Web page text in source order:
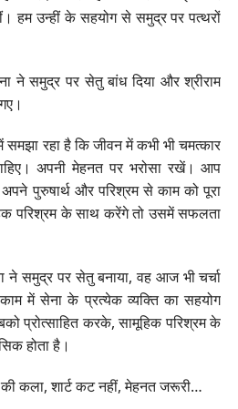
हम उन्हीं के सहयोग से समुद्र पर पत्थरों
ने समुद्र पर सेतु बांध दिया और श्रीराम
समझा रहा है कि जीवन में कभी भी चमत्कार
अपनी मेहनत पर भरोसा रखें। आप
पुरुषार्थ और परिश्रम से काम को पूरा
परिश्रम के साथ करेंगे तो उसमें सफलता
ने समुद्र पर सेतु बनाया, वह आज भी चर्चा
में सेना के प्रत्येक व्यक्ति का सहयोग
प्रोत्साहित करके, सामूहिक परिश्रम के
होता है।